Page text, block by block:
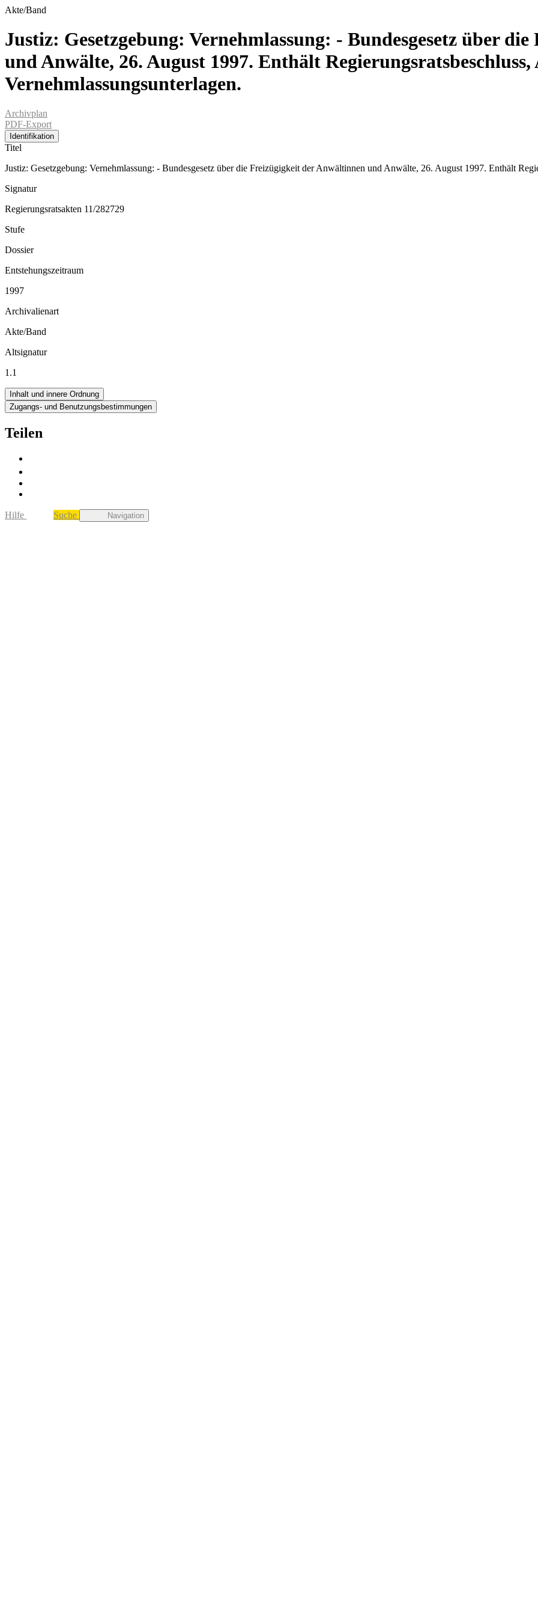
Akte/Band
Justiz: Gesetzgebung: Vernehmlassung: - Bundesgesetz über
und Anwälte, 26. August 1997. Enthält
Vernehmlassungsunterlagen.
Archivplan
PDF-Export
Identifikation
Titel
Justiz: Gesetzgebung: Vernehmlassung: - Bundesgesetz über die Freizügigkeit der Anwältinnen und Anwälte, 26. August 1997. Enthält
Signatur
Regierungsratsakten 11/282729
Stufe
Dossier
Entstehungszeitraum
1997
Archivalienart
Akte/Band
Altsignatur
1.1
Inhalt und innere Ordnung
Zugangs- und Benutzungsbestimmungen
Teilen
Hilfe Suche Navigation